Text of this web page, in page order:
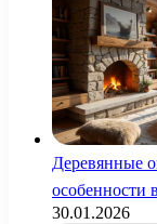
Деревянные
особенности
30.01.2026